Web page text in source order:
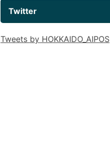
Twitter
Tweets by HOKKAIDO_AIPOS